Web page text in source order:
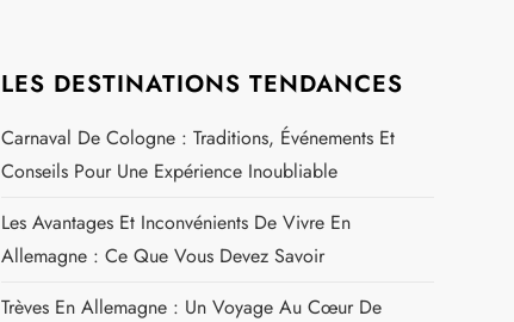
LES DESTINATIONS TENDANCES
Carnaval De Cologne : Traditions, Événements Et
Conseils Pour Une Expérience Inoubliable
Les Avantages Et Inconvénients De Vivre En
Allemagne : Ce Que Vous Devez Savoir
Trèves En Allemagne : Un Voyage Au Cœur De